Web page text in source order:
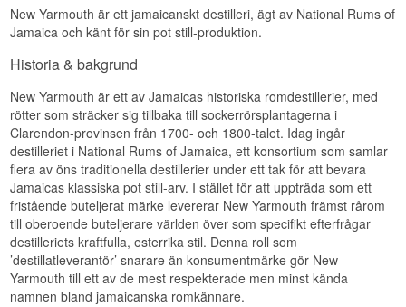
Blackadders Raw Cask-serie för rom bygger på
samma filosofi som deras kända whiskyutgåvor:
Smakanteckningar
Doft
Intensiv och pot still-präglad med tropisk frukt,
estrar och en djup, mörk sötma från de många
årens lagring.
Smak
Kraftfull och komplex med mörk melass, kryddigt
trä och en kvardröjande funkig karaktär.
Eftersmak
New Yarmouth är ett jamaicanskt destilleri, ägt av National Rums of
Jamaica och känt för sin pot still-produktion.
Historia & bakgrund
New Yarmouth är ett av Jamaicas historiska romdestillerier, med
rötter som sträcker sig tillbaka till sockerrörsplantagerna i
Clarendon-provinsen från 1700- och 1800-talet. Idag ingår
destilleriet i National Rums of Jamaica, ett konsortium som samlar
flera av öns traditionella destillerier under ett tak för att bevara
Jamaicas klassiska pot still-arv. I stället för att uppträda som ett
fristående buteljerat märke levererar New Yarmouth främst rårom
till oberoende buteljerare världen över som specifikt efterfrågar
destilleriets kraftfulla, esterrika stil. Denna roll som
’destillatleverantör’ snarare än konsumentmärke gör New
Yarmouth till ett av de mest respekterade men minst kända
namnen bland jamaicanska romkännare.